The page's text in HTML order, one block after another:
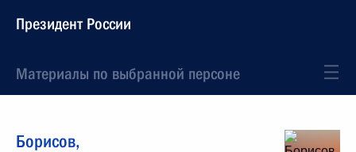
Президент России
Материалы по выбранной персоне
Борисов,